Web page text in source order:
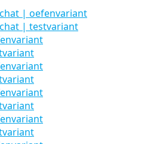
| oefenvariant
| testvariant